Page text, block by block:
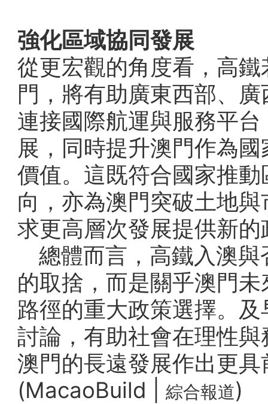
強化區域協同發展
從更宏觀的角度看，高
門，將有助廣東西部、
連接國際航運與服務平
展，同時提升澳門作為
價值。這既符合國家推
向，亦為澳門突破土地
求更高層次發展提供新
總體而言，高鐵入澳
的取捨，而是關乎澳門
路徑的重大政策選擇。
討論，有助社會在理性
澳門的長遠發展作出更
(MacaoBuild |
綜合報道)